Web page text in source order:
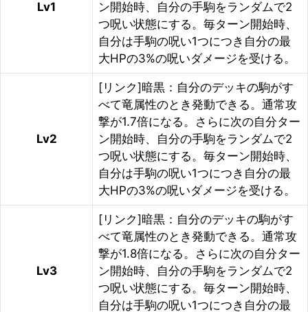
Lv1
ン開始時、自分の手駒をランダムで2
つ呪い状態にする。毎ターン開始時、
自分は手駒の呪い1つにつき自分の最
大HPの3%の呪いダメージを受ける。
Lv2
[リンク]暗黒：自分のデッキの駒がす
べて竜属性のとき発動できる。通常攻
撃が1.7倍になる。さらに次の自分ター
ン開始時、自分の手駒をランダムで2
つ呪い状態にする。毎ターン開始時、
自分は手駒の呪い1つにつき自分の最
大HPの3%の呪いダメージを受ける。
Lv3
[リンク]暗黒：自分のデッキの駒がす
べて竜属性のとき発動できる。通常攻
撃が1.8倍になる。さらに次の自分ター
ン開始時、自分の手駒をランダムで2
つ呪い状態にする。毎ターン開始時、
自分は手駒の呪い1つにつき自分の最